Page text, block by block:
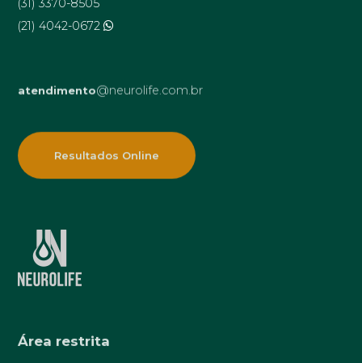
(31) 3370-8505
(21) 4042-0672
atendimento@neurolife.com.br